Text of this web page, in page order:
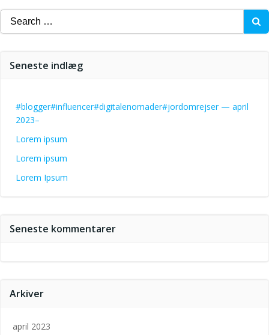
Search
for:
Seneste indlæg
#blogger#influencer#digitalenomader#jordomrejser — april
2023–
Lorem ipsum
Lorem ipsum
Lorem Ipsum
Seneste kommentarer
Arkiver
april 2023